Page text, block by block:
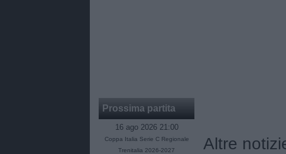
Prossima partita
16 ago 2026 21:00
Coppa Italia Serie C Regionale
Trenitalia 2026-2027
Altre